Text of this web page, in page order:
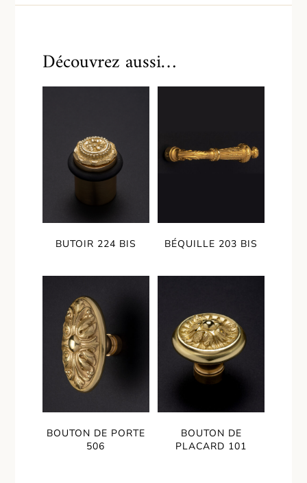
Découvrez aussi…
BUTOIR 224 BIS BÉQUILLE 203 BIS
BOUTON DE PORTE
506
BOUTON DE
PLACARD 101